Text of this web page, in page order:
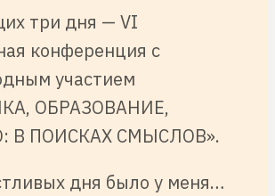
три дня — VI
конференция с
участием
ОБРАЗОВАНИЕ,
В ПОИСКАХ СМЫСЛОВ».
дня было у меня…